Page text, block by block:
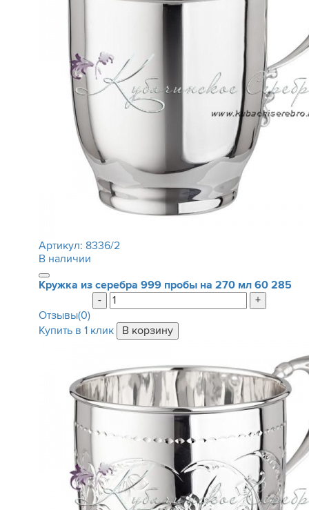
Артикул: 8336/2
В наличии
Кружка из серебра 999 пробы на 270 мл 60 285
-
+
Отзывы(0)
Купить в 1 клик